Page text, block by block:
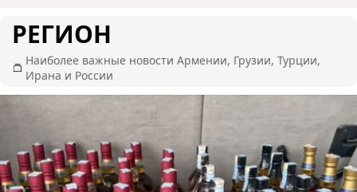
РЕГИОН
Наиболее важные новости Армении, Грузии, Турции,
Ирана и России